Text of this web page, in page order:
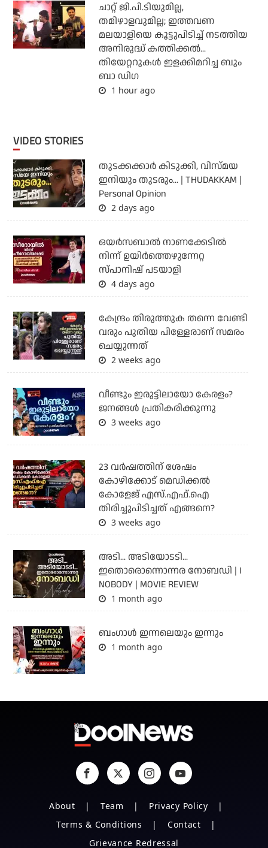
ചാറ്റ് ജി.പി.ടിയുമില്ല,
തമിഴാളവുമില്ല; ഇത്തവണ
മലയാളിയെ കൂട്ടുപിടിച്ച് നടത്തിയ
അനിരുദ്ധ് കത്തിക്കല്‍...
തിയേറ്ററുകള്‍ ഇളക്കിമറിച്ച ബും
ബാ ഡിഗ
1 hour ago
VIDEO STORIES
തുടക്കക്കാര്‍ കിടുക്കി, വിസ്മയ
ഇനിയും തുടരും... | THUDAKKAM |
Personal Opinion
2 days ago
ഒയര്‍സബാൽ നാണക്കേടിൽ
നിന്ന് ഉയിർത്തെഴുന്നേറ്റ
സ്പാനിഷ് പടയാളി
4 days ago
കേന്ദ്രം തിരുത്തുക തന്നെ വേണ്ടി
വരും പുതിയ പിള്ളേരാണ് സമരം
ചെയ്യുന്നത്
2 weeks ago
വീണ്ടും ഇരുട്ടിലായോ കേരളം?
ജനങ്ങൾ പ്രതികരിക്കുന്നു
3 weeks ago
23 വർഷത്തിന് ശേഷം
കോഴിക്കോട് മെഡിക്കൽ
കോളേജ് എസ്.എഫ്.ഐ
തിരിച്ചുപിടിച്ചത് എങ്ങനെ?
3 weeks ago
അടി... അടിയോടടി...
ഇതൊരൊന്നൊന്നര നോബഡി | I
NOBODY | MOVIE REVIEW
1 month ago
ബംഗാള്‍ ഇന്നലെയും ഇന്നും
1 month ago
About Team
Privacy Policy
Terms & Conditions
Contact
Grievance Redressal